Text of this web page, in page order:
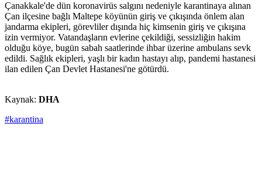
Çanakkale'de dün koronavirüs salgını nedeniyle karantinaya alınan
Çan ilçesine bağlı Maltepe köyünün giriş ve çıkışında önlem alan
jandarma ekipleri, görevliler dışında hiç kimsenin giriş ve çıkışına
izin vermiyor. Vatandaşların evlerine çekildiği, sessizliğin hakim
olduğu köye, bugün sabah saatlerinde ihbar üzerine ambulans sevk
edildi. Sağlık ekipleri, yaşlı bir kadın hastayı alıp, pandemi hastanesi
ilan edilen Çan Devlet Hastanesi'ne götürdü.
Kaynak: DHA
#karantina